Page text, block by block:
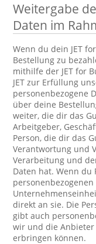
Weitergabe
Daten im
Wenn du dein JET
Bestellung zu
mithilfe der JET for
JET zur Erfüllung
personenbezogene
über deine
weiter, die dir das
Arbeitgeber,
Person, die dir das
Verantwortung und
Verarbeitung und
Daten hat. Wenn du
direkt an sie. Die
gibt auch
wir und die Anbieter
erbringen können.